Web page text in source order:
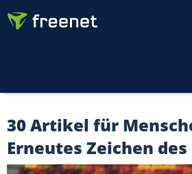
30 Artikel für
Erneutes Zeichen des